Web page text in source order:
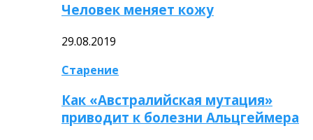
Человек меняет кожу
29.08.2019
Старение
Как «Австралийская мутация»
приводит к болезни Альцгеймера